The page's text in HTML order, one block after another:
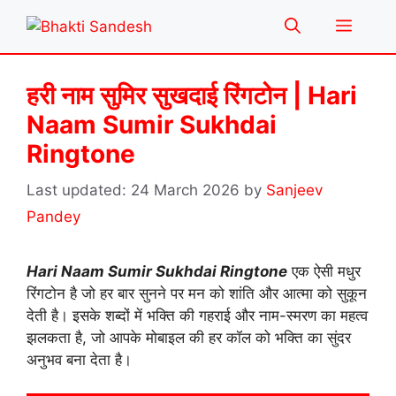
content
Menu
हरी नाम सुमिर सुखदाई रिंगटोन | Hari
Naam Sumir Sukhdai
Ringtone
24 March 2026 by Sanjeev
Pandey
Hari Naam Sumir Sukhdai Ringtone एक ऐसी मधुर
रिंगटोन है जो हर बार सुनने पर मन को शांति और आत्मा को सुकून
देती है। इसके शब्दों में भक्ति की गहराई और नाम-स्मरण का महत्व
झलकता है, जो आपके मोबाइल की हर कॉल को भक्ति का सुंदर
अनुभव बना देता है।